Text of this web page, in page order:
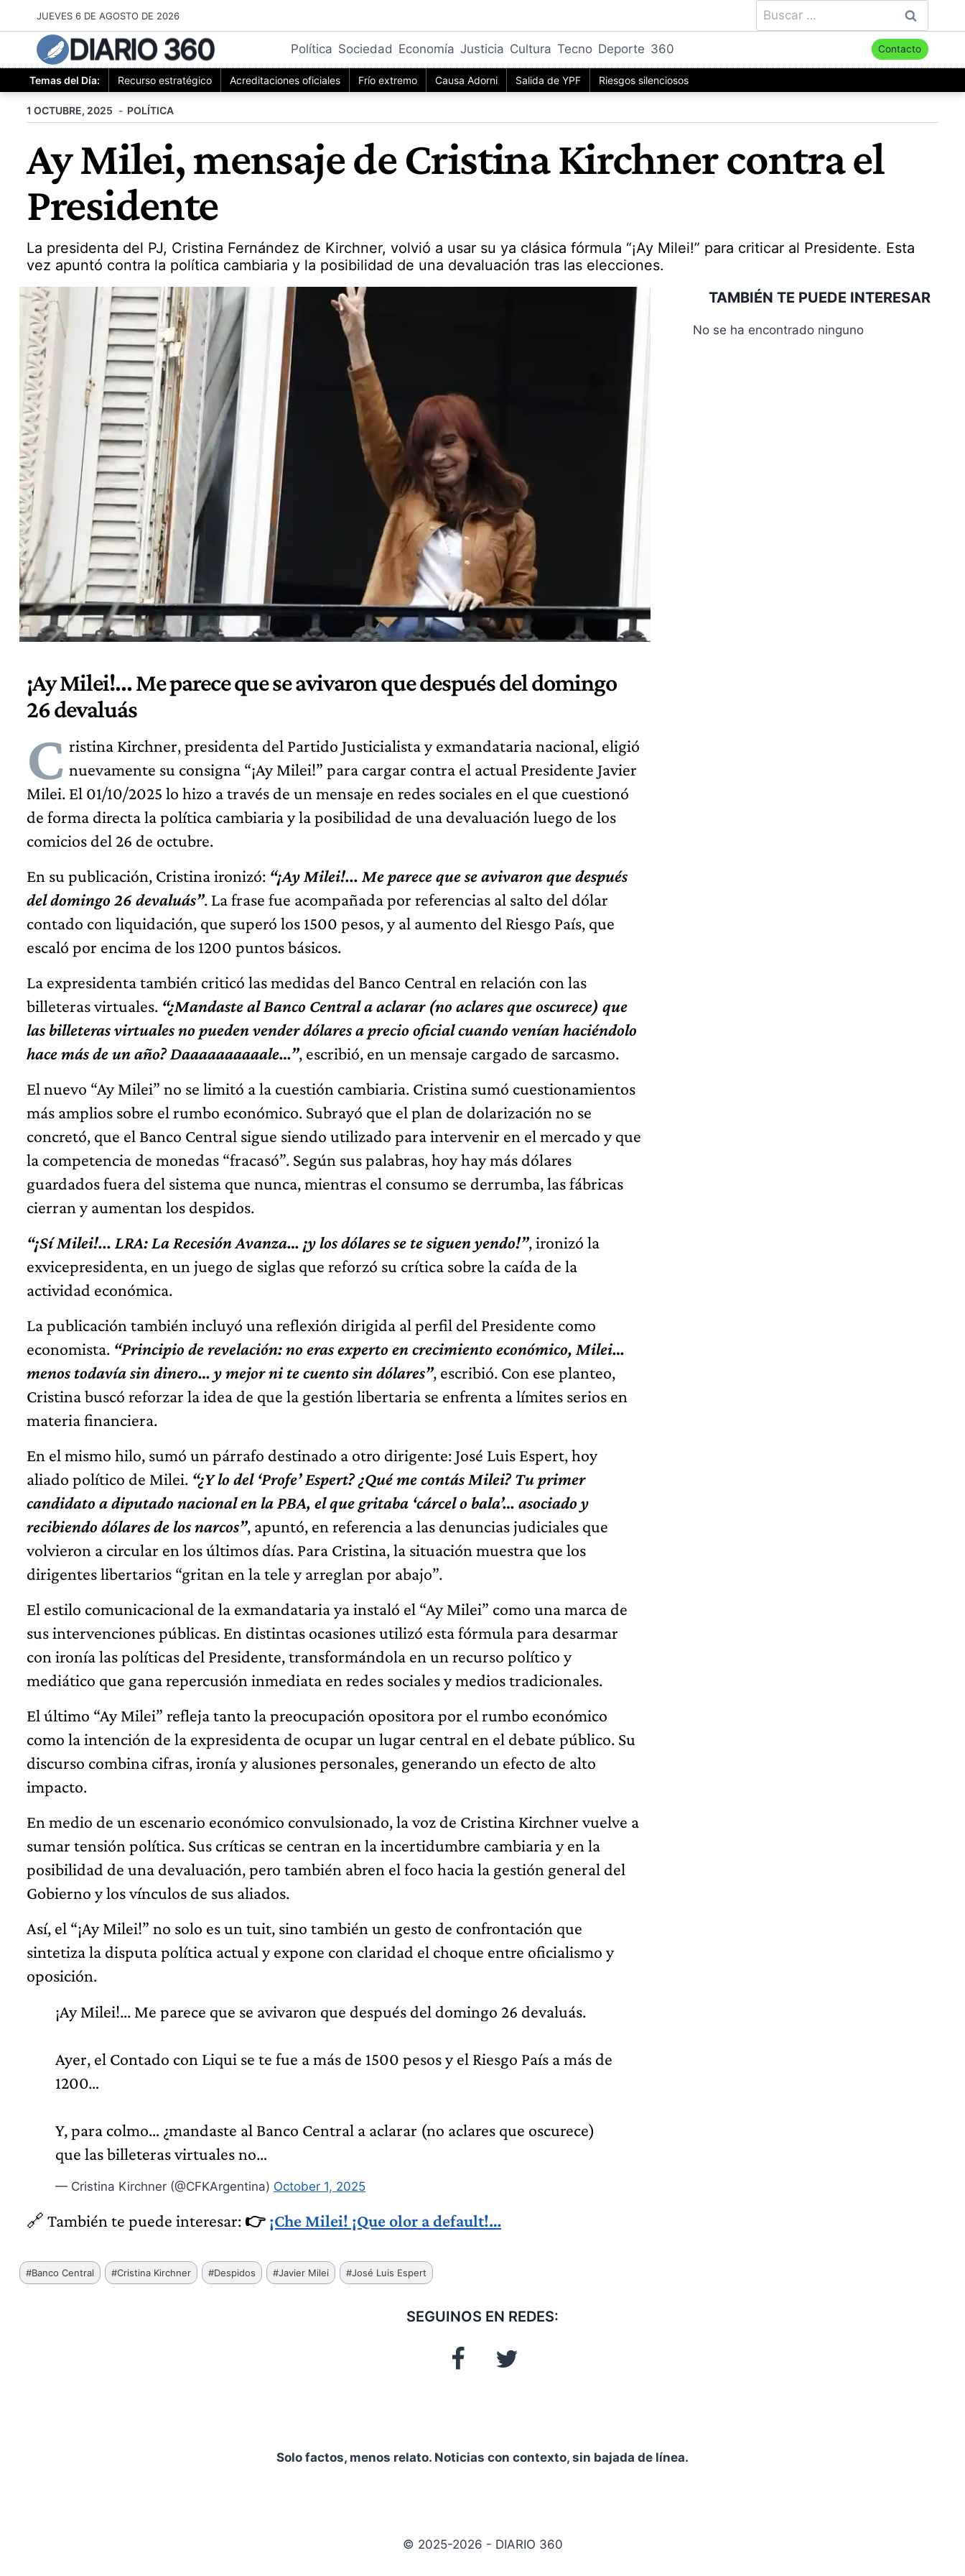
al
contenido
JUEVES 6 DE AGOSTO DE 2026 Buscar:
DIARIO 360 Política Sociedad Economía Justicia Cultura Tecno Deporte 360 Contacto
Temas del Día: Recurso estratégico Acreditaciones oficiales Frío extremo Causa Adorni Salida de YPF Riesgos silenciosos
1 OCTUBRE, 2025 POLÍTICA
Ay Milei, mensaje de Cristina Kirchner contra el
Presidente
La presidenta del PJ, Cristina Fernández de Kirchner, volvió a usar su ya clásica fórmula “¡Ay Milei!” para criticar al Presidente. Esta
vez apuntó contra la política cambiaria y la posibilidad de una devaluación tras las elecciones.
¡Ay Milei!... Me parece que se avivaron que después del domingo
26 devaluás
C ristina Kirchner, presidenta del Partido Justicialista y exmandataria nacional, eligió
nuevamente su consigna “¡Ay Milei!” para cargar contra el actual Presidente Javier
Milei. El 01/10/2025 lo hizo a través de un mensaje en redes sociales en el que cuestionó
de forma directa la política cambiaria y la posibilidad de una devaluación luego de los
comicios del 26 de octubre.
En su publicación, Cristina ironizó: “¡Ay Milei!... Me parece que se avivaron que después
del domingo 26 devaluás”. La frase fue acompañada por referencias al salto del dólar
contado con liquidación, que superó los 1500 pesos, y al aumento del Riesgo País, que
escaló por encima de los 1200 puntos básicos.
La expresidenta también criticó las medidas del Banco Central en relación con las
billeteras virtuales. “¿Mandaste al Banco Central a aclarar (no aclares que oscurece) que
las billeteras virtuales no pueden vender dólares a precio oficial cuando venían haciéndolo
hace más de un año? Daaaaaaaaaale…”, escribió, en un mensaje cargado de sarcasmo.
El nuevo “Ay Milei” no se limitó a la cuestión cambiaria. Cristina sumó cuestionamientos
más amplios sobre el rumbo económico. Subrayó que el plan de dolarización no se
concretó, que el Banco Central sigue siendo utilizado para intervenir en el mercado y que
la competencia de monedas “fracasó”. Según sus palabras, hoy hay más dólares
guardados fuera del sistema que nunca, mientras el consumo se derrumba, las fábricas
cierran y aumentan los despidos.
“¡Sí Milei!... LRA: La Recesión Avanza… ¡y los dólares se te siguen yendo!”, ironizó la
exvicepresidenta, en un juego de siglas que reforzó su crítica sobre la caída de la
actividad económica.
La publicación también incluyó una reflexión dirigida al perfil del Presidente como
economista. “Principio de revelación: no eras experto en crecimiento económico, Milei…
menos todavía sin dinero… y mejor ni te cuento sin dólares”, escribió. Con ese planteo,
Cristina buscó reforzar la idea de que la gestión libertaria se enfrenta a límites serios en
materia financiera.
En el mismo hilo, sumó un párrafo destinado a otro dirigente: José Luis Espert, hoy
aliado político de Milei. “¿Y lo del ‘Profe’ Espert? ¿Qué me contás Milei? Tu primer
candidato a diputado nacional en la PBA, el que gritaba ‘cárcel o bala’… asociado y
recibiendo dólares de los narcos”, apuntó, en referencia a las denuncias judiciales que
volvieron a circular en los últimos días. Para Cristina, la situación muestra que los
dirigentes libertarios “gritan en la tele y arreglan por abajo”.
El estilo comunicacional de la exmandataria ya instaló el “Ay Milei” como una marca de
sus intervenciones públicas. En distintas ocasiones utilizó esta fórmula para desarmar
con ironía las políticas del Presidente, transformándola en un recurso político y
mediático que gana repercusión inmediata en redes sociales y medios tradicionales.
El último “Ay Milei” refleja tanto la preocupación opositora por el rumbo económico
como la intención de la expresidenta de ocupar un lugar central en el debate público. Su
discurso combina cifras, ironía y alusiones personales, generando un efecto de alto
impacto.
En medio de un escenario económico convulsionado, la voz de Cristina Kirchner vuelve a
sumar tensión política. Sus críticas se centran en la incertidumbre cambiaria y en la
posibilidad de una devaluación, pero también abren el foco hacia la gestión general del
Gobierno y los vínculos de sus aliados.
Así, el “¡Ay Milei!” no solo es un tuit, sino también un gesto de confrontación que
sintetiza la disputa política actual y expone con claridad el choque entre oficialismo y
oposición.
¡Ay Milei!... Me parece que se avivaron que después del domingo 26 devaluás.
Ayer, el Contado con Liqui se te fue a más de 1500 pesos y el Riesgo País a más de
1200…
Y, para colmo… ¿mandaste al Banco Central a aclarar (no aclares que oscurece)
que las billeteras virtuales no…
— Cristina Kirchner (@CFKArgentina) October 1, 2025
🔗 También te puede interesar: 👉 ¡Che Milei! ¡Que olor a default!…
Etiquetas
de
#Banco Central #Cristina Kirchner #Despidos #Javier Milei #José Luis Espert
TAMBIÉN TE PUEDE INTERESAR
No se ha encontrado ninguno
SEGUINOS EN REDES:
Solo factos, menos relato. Noticias con contexto, sin bajada de línea.
© 2025-2026 - DIARIO 360